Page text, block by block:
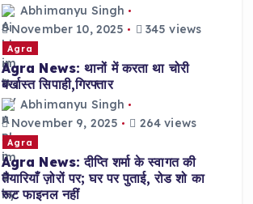
Abhimanyu Singh
November 10, 2025
345 views
Agra
Agra News: थानों में करता था चोरी
बर्खास्त सिपाही,गिरफ्तार
Abhimanyu Singh
November 9, 2025
264 views
Agra
Agra News: दीप्ति शर्मा के स्वागत की
तैयारियाँ ज़ोरों पर; घर पर पुताई, रोड शो का
रूट फाइनल नहीं